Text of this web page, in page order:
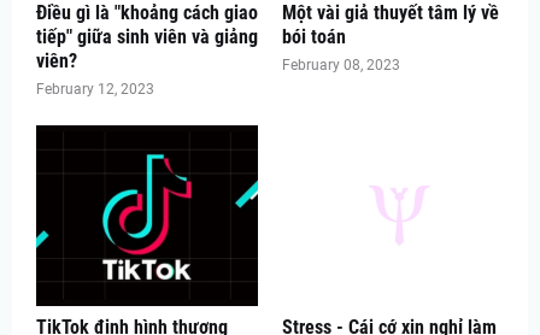
Điều gì là "khoảng cách giao
tiếp" giữa sinh viên và giảng
viên?
February 12, 2023
Một vài giả thuyết tâm lý về
bói toán
February 08, 2023
TikTok định hình thương
Stress - Cái cớ xin nghỉ làm